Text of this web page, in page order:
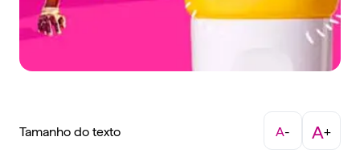
Tamanho do texto A- A+